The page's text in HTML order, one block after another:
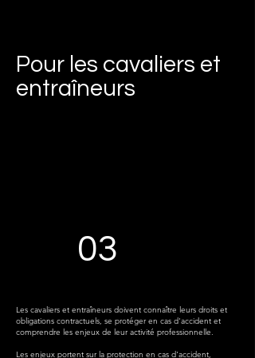
Pour les cavaliers et
entraîneurs
03
Les cavaliers et entraîneurs doivent connaître leurs droits et
obligations contractuels, se protéger en cas d'accident et
comprendre les enjeux de leur activité professionnelle.
Les enjeux portent sur la protection en cas d'accident,